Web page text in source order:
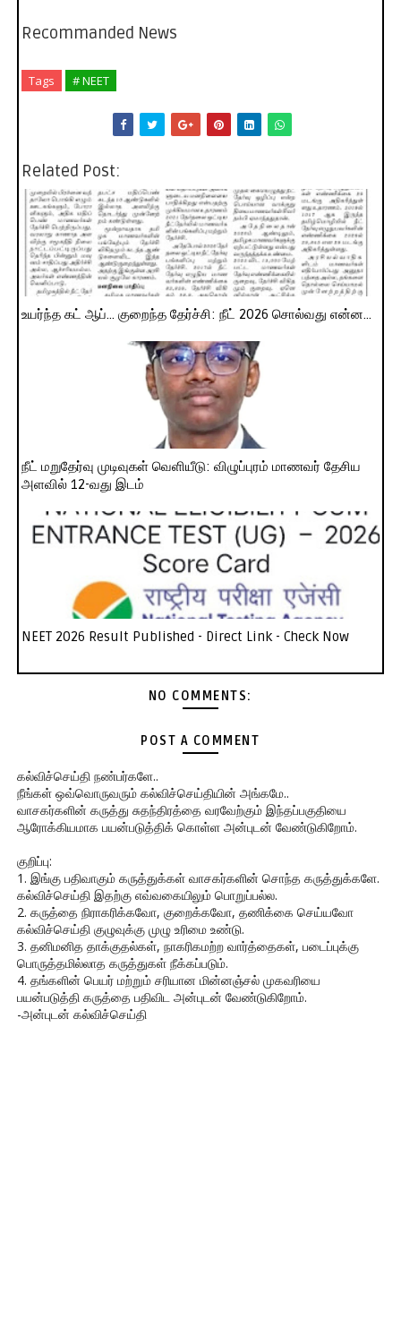
Recommanded News
Tags # NEET
Related Post:
உயர்ந்த கட் ஆப்... குறைந்த தேர்ச்சி: நீட் 2026 சொல்வது என்ன...
நீட் மறுதேர்வு முடிவுகள் வெளியீடு: விழுப்புரம் மாணவர் தேசிய
அளவில் 12-வது இடம்
NEET 2026 Result Published - Direct Link - Check Now
NO COMMENTS:
POST A COMMENT
கல்விச்செய்தி நண்பர்களே..
நீங்கள் ஒவ்வொருவரும் கல்விச்செய்தியின் அங்கமே..
வாசகர்களின் கருத்து சுதந்திரத்தை வரவேற்கும் இந்தப்பகுதியை
ஆரோக்கியமாக பயன்படுத்திக் கொள்ள அன்புடன் வேண்டுகிறோம்.
குறிப்பு:
1. இங்கு பதிவாகும் கருத்துக்கள் வாசகர்களின் சொந்த கருத்துக்களே.
கல்விச்செய்தி இதற்கு எவ்வகையிலும் பொறுப்பல்ல.
2. கருத்தை நிராகரிக்கவோ, குறைக்கவோ, தணிக்கை செய்யவோ
கல்விச்செய்தி குழுவுக்கு முழு உரிமை உண்டு.
3. தனிமனித தாக்குதல்கள், நாகரிகமற்ற வார்த்தைகள், படைப்புக்கு
பொருத்தமில்லாத கருத்துகள் நீக்கப்படும்.
4. தங்களின் பெயர் மற்றும் சரியான மின்னஞ்சல் முகவரியை
பயன்படுத்தி கருத்தை பதிவிட அன்புடன் வேண்டுகிறோம்.
-அன்புடன் கல்விச்செய்தி